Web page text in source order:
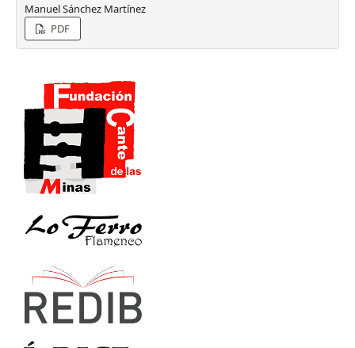
Manuel Sánchez Martínez
PDF